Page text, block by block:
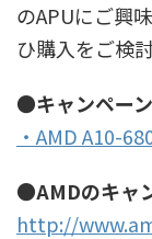
のAPUにご興
ひ購入をご検
●キャンペー
・AMD A10-
●AMDのキャ
http://